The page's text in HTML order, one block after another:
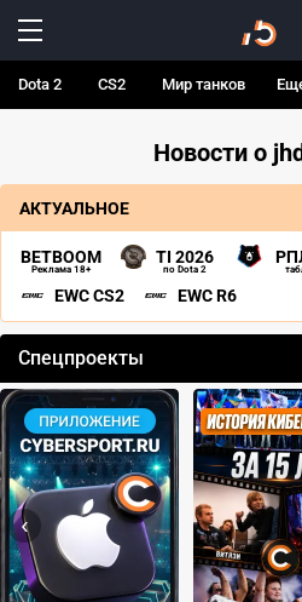
Dota 2 CS2 Мир танков
Новости о
АКТУАЛЬНОЕ
BETBOOM
Реклама 18+
TI 2026
по Dota 2
EWC CS2 EWC R6
Спецпроекты
‹